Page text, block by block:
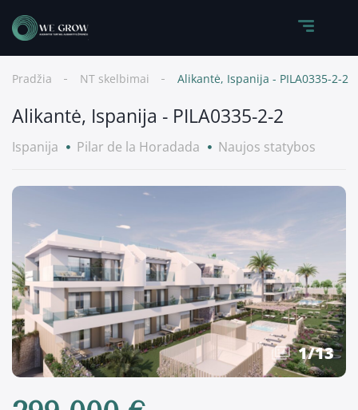
Pradžia NT skelbimai Alikantė, Ispanija - PILA0335-2-2
Alikantė, Ispanija - PILA0335-2-2
Ispanija Pilar de la Horadada Naujos statybos
1/13